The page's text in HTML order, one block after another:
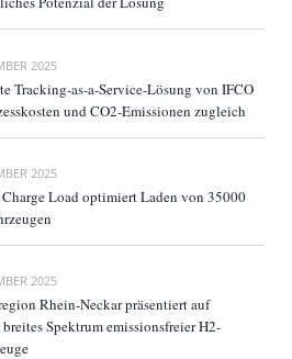
2025
Tracking-as-a-Service-Lösung von IFCO
und CO2-Emissionen zugleich
2025
Charge Load optimiert Laden von 35000
2025
Rhein-Neckar präsentiert auf
Spektrum emissionsfreier H2-